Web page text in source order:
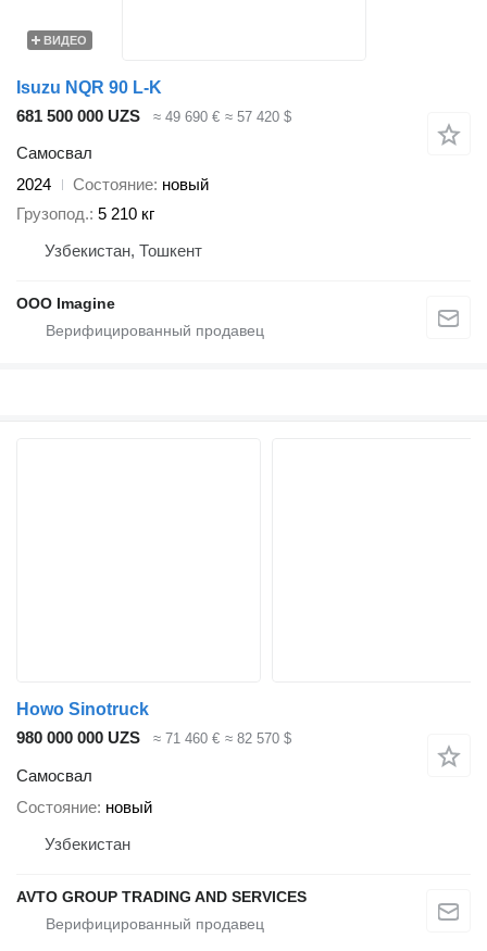
ВИДЕО
Isuzu NQR 90 L-K
681 500 000 UZS
≈ 49 690 € ≈ 57 420 $
Самосвал
2024
Состояние новый
Грузопод. 5 210 кг
Узбекистан, Тошкент
OOO Imagine
Howo Sinotruck
980 000 000 UZS
≈ 71 460 € ≈ 82 570 $
Самосвал
Состояние новый
Узбекистан
AVTO GROUP TRADING AND SERVICES